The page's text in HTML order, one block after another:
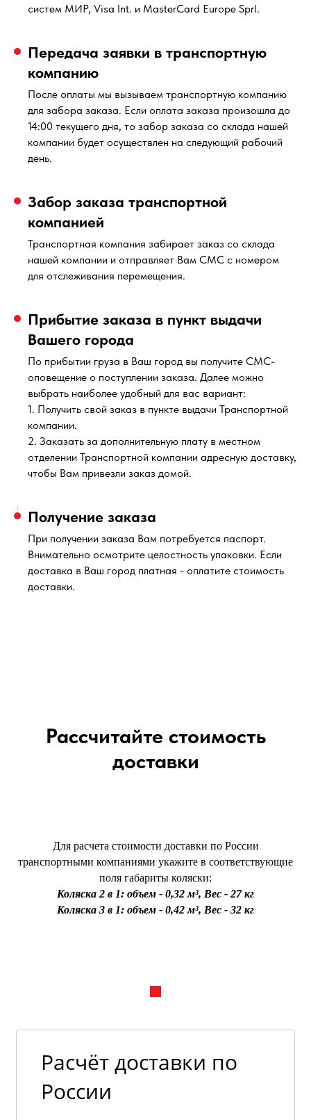
систем МИР, Visa Int. и MasterCard Europe Sprl.
Передача заявки в транспортную
компанию
После оплаты мы вызываем транспортную компанию
для забора заказа. Если оплата заказа произошла до
14:00 текущего дня, то забор заказа со склада нашей
компании будет осуществлен на следующий рабочий
день.
Забор заказа транспортной
компанией
Транспортная компания забирает заказ со склада
нашей компании и отправляет Вам СМС с номером
для отслеживания перемещения.
Прибытие заказа в пункт выдачи
Вашего города
По прибытии груза в Ваш город вы получите СМС-
оповещение о поступлении заказа. Далее можно
выбрать наиболее удобный для вас вариант:
1. Получить свой заказ в пункте выдачи Транспортной
компании.
2. Заказать за дополнительную плату в местном
отделении Транспортной компании адресную доставку,
чтобы Вам привезли заказ домой.
Получение заказа
При получении заказа Вам потребуется паспорт.
Внимательно осмотрите целостность упаковки. Если
доставка в Ваш город платная - оплатите стоимость
доставки.
Рассчитайте стоимость
доставки
Для расчета стоимости доставки по России
транспортными компаниями укажите в соответствующие
поля габариты коляски:
Коляска 2 в 1: объем - 0,32 м³, Вес - 27 кг
Коляска 3 в 1: объем - 0,42 м³, Вес - 32 кг
Расчёт доставки по
России